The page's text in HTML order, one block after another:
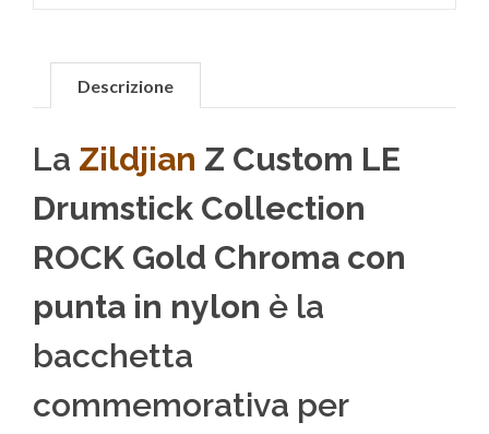
Descrizione
La Zildjian Z Custom LE
Drumstick Collection
ROCK Gold Chroma con
punta in nylon è la
bacchetta
commemorativa per